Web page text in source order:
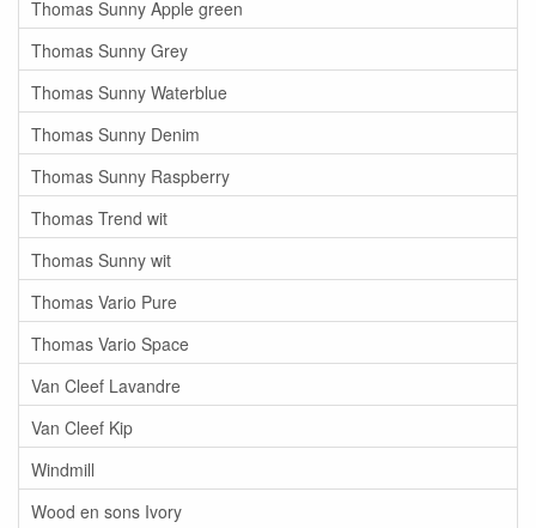
Thomas Sunny Apple green
Thomas Sunny Grey
Thomas Sunny Waterblue
Thomas Sunny Denim
Thomas Sunny Raspberry
Thomas Trend wit
Thomas Sunny wit
Thomas Vario Pure
Thomas Vario Space
Van Cleef Lavandre
Van Cleef Kip
Windmill
Wood en sons Ivory